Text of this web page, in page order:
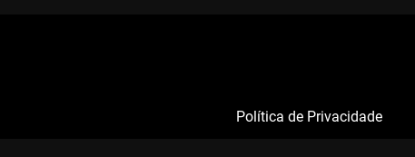
Política de Privacidade